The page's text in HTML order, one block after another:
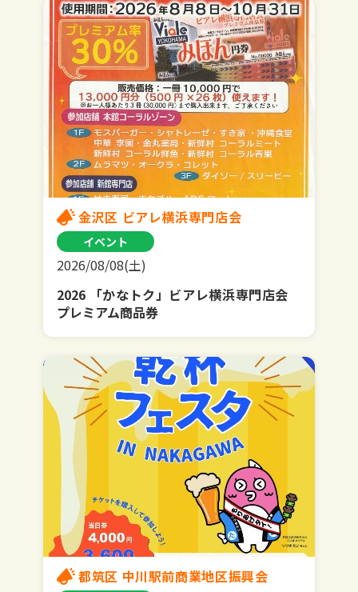
金沢区 ビアレ横浜専門店会
イベント
2026/08/08(土)
2026 「かなトク」ビアレ横浜専門店会
プレミアム商品券
都筑区 中川駅前商業地区振興会